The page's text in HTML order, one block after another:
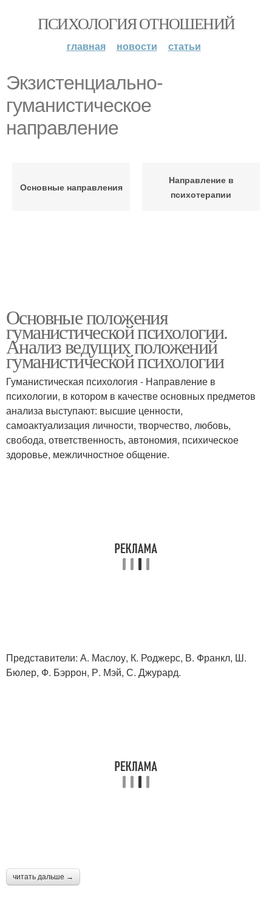
ПСИХОЛОГИЯ ОТНОШЕНИЙ
главная новости статьи
Экзистенциально-
гуманистическое
направление
Основные направления
Направление в
психотерапии
Основные положения
гуманистической психологии.
Анализ ведущих положений
гуманистической психологии
Гуманистическая психология - Направление в
психологии, в котором в качестве основных предметов
анализа выступают: высшие ценности,
самоактуализация личности, творчество, любовь,
свобода, ответственность, автономия, психическое
здоровье, межличностное общение.
Представители: А. Маслоу, К. Роджерс, В. Франкл, Ш.
Бюлер, Ф. Бэррон, Р. Мэй, С. Джурард.
читать дальше →